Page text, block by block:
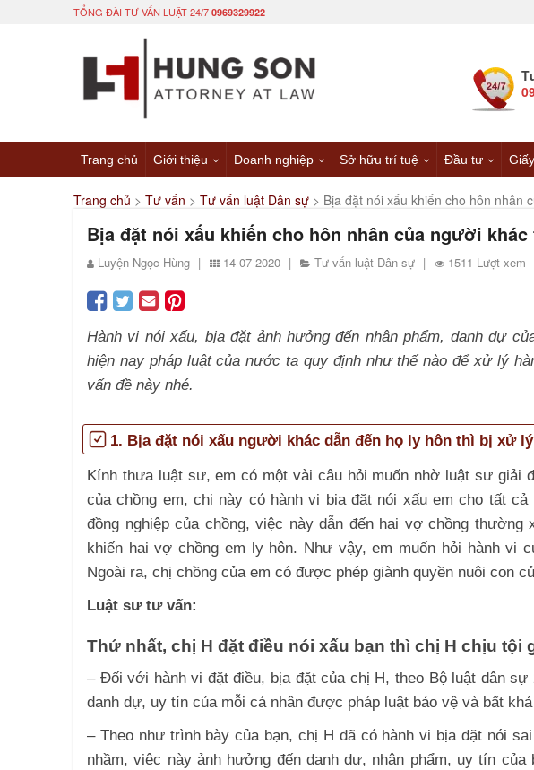
TỔNG ĐÀI TƯ VẤN LUẬT 24/7 0969329922
Trang chủ Giới thiệu Doanh nghiệp Sở hữu trí tuệ Đầu tư
Trang chủ > Tư vấn > Tư vấn luật Dân sự > Bịa đặt nói xấu khiến cho hôn nhân
Bịa đặt nói xấu khiến cho hôn nhân của người
Luyện Ngọc Hùng | 14-07-2020 | Tư vấn luật Dân sự | 1511 Lượt xem
Hành vi nói xấu, bịa đặt ảnh hưởng đến nhân phẩm, danh dự
hiện nay pháp luật của nước ta quy định như thế nào để xử lý
vấn đề này nhé.
1. Bịa đặt nói xấu người khác dẫn đến họ ly hôn thì bị xử
Kính thưa luật sư, em có một vài câu hỏi muốn nhờ luật sư giải
của chồng em, chị này có hành vi bịa đặt nói xấu em cho tất
đồng nghiệp của chồng, việc này dẫn đến hai vợ chồng
khiến hai vợ chồng em ly hôn. Như vậy, em muốn hỏi hành vi
Ngoài ra, chị chồng của em có được phép giành quyền nuôi con
Luật sư tư vấn:
Thứ nhất, chị H đặt điều nói xấu bạn thì chị H chịu tội
– Đối với hành vi đặt điều, bịa đặt của chị H, theo Bộ luật dân sự
danh dự, uy tín của mỗi cá nhân được pháp luật bảo vệ và bất
– Theo như trình bày của bạn, chị H đã có hành vi bịa đặt nói
nhầm, việc này ảnh hưởng đến danh dự, nhân phẩm, uy tín